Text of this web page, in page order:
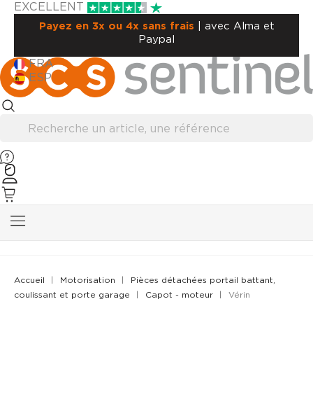
EXCELLENT
Payez en 3x ou 4x sans frais | avec Alma et
Paypal
FRA
ESP
Accueil Motorisation
Pièces détachées portail battant,
coulissant et porte garage
Capot - moteur Vérin